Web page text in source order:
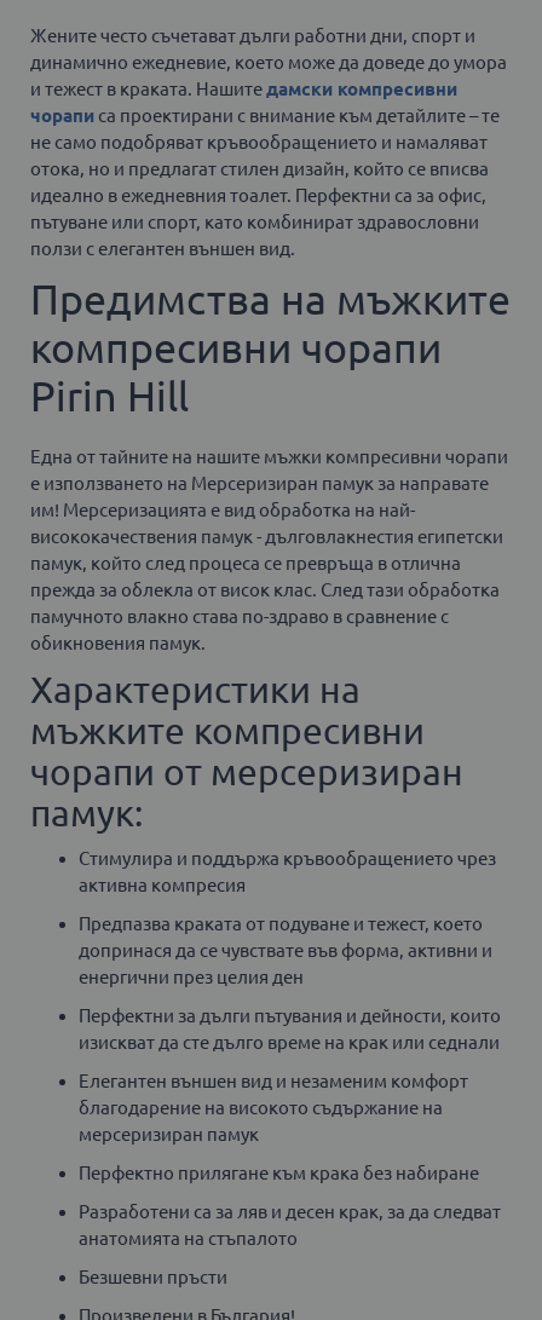
Жените често съчетават дълги работни дни, спорт и
динамично ежедневие, което може да доведе до умора
и тежест в краката. Нашитедамски компресивни
чорапи са проектирани с внимание към детайлите – те
не само подобряват кръвообращението и намаляват
отока, но и предлагат стилен дизайн, който се вписва
идеално в ежедневния тоалет. Перфектни са за офис,
пътуване или спорт, като комбинират здравословни
ползи с елегантен външен вид.
Предимства на мъжките
компресивни чорапи
Pirin Hill
Една от тайните на нашите мъжки компресивни чорапи
е използването на Мерсеризиран памук за направате
им! Мерсеризацията е вид обработка на най-
висококачествения памук - дълговлакнестия египетски
памук, който след процеса се превръща в отлична
прежда за облекла от висок клас. След тази обработка
памучното влакно става по-здраво в сравнение с
обикновения памук.
Характеристики на
мъжките компресивни
чорапи от мерсеризиран
памук:
Стимулира и поддържа кръвообращението чрез
активна компресия
Предпазва краката от подуване и тежест, което
допринася да се чувствате във форма, активни и
енергични през целия ден
Перфектни за дълги пътувания и дейности, които
изискват да сте дълго време на крак или седнали
Елегантен външен вид и незаменим комфорт
благодарение на високото съдържание на
мерсеризиран памук
Перфектно прилягане към крака без набиране
Разработени са за ляв и десен крак, за да следват
анатомията на стъпалото
Безшевни пръсти
Произведени в България!